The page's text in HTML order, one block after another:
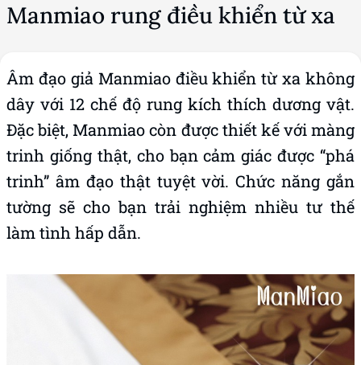
Manmiao rung điều khiển từ xa
Âm đạo giả Manmiao điều khiển từ xa không
dây với 12 chế độ rung kích thích dương vật.
Đặc biệt, Manmiao còn được thiết kế với màng
trinh giống thật, cho bạn cảm giác được “phá
trinh” âm đạo thật tuyệt vời. Chức năng gắn
tường sẽ cho bạn trải nghiệm nhiều tư thế
làm tình hấp dẫn.